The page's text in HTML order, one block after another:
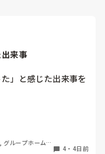
など雰囲気とあわせ
来事
」と感じた出来事を
ます。
かった」と思えた出
出勤できるかな？と
グループホーム,
4 ・ 4日前